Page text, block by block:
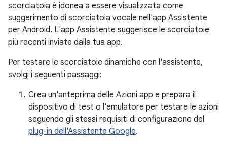
scorciatoia è idonea a essere visualizzata come
suggerimento di scorciatoia vocale nell'app Assistente
per Android. L'app Assistente suggerisce le scorciatoie
più recenti inviate dalla tua app.
Per testare le scorciatoie dinamiche con l'assistente,
svolgi i seguenti passaggi:
Crea un'anteprima delle Azioni app e prepara il
dispositivo di test o l'emulatore per testare le azioni
seguendo gli stessi requisiti di configurazione del
plug-in dell'Assistente Google.